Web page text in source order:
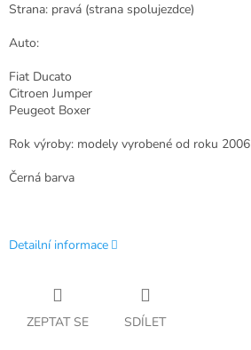
Strana: pravá (strana spolujezdce)
Auto:
Fiat Ducato
Citroen Jumper
Peugeot Boxer
Rok výroby: modely vyrobené od roku 2006
Černá barva
Detailní informace
ZEPTAT SE SDÍLET